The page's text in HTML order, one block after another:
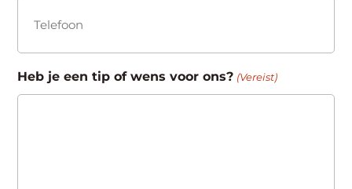
Heb je een tip of wens voor ons? (Vereist)